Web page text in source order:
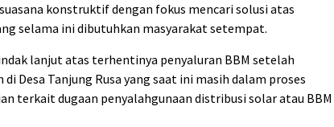
konstruktif dengan fokus mencari solusi atas
selama ini dibutuhkan masyarakat setempat.
lanjut atas terhentinya penyaluran BBM setelah
Desa Tanjung Rusa yang saat ini masih dalam proses
terkait dugaan penyalahgunaan distribusi solar atau BBM